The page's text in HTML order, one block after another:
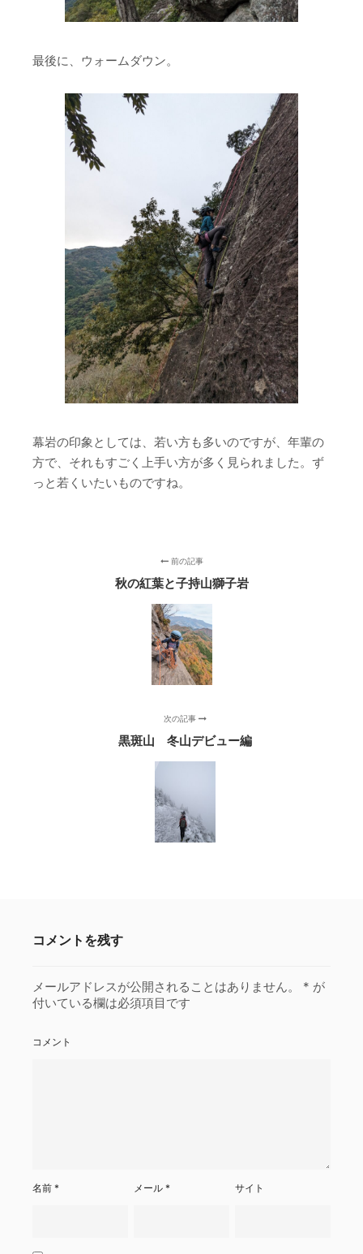
最後に、ウォームダウン。
幕岩の印象としては、若い方も多いのですが、年輩の
方で、それもすごく上手い方が多く見られました。ず
っと若くいたいものですね。
前の記事
秋の紅葉と子持山獅子岩
次の記事
黒斑山 冬山デビュー編
コメントを残す
メールアドレスが公開されることはありません。 * が
付いている欄は必須項目です
コメント
名前 * メール* サイト